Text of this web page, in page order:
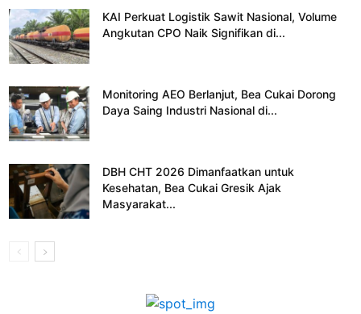
KAI Perkuat Logistik Sawit Nasional, Volume
Angkutan CPO Naik Signifikan di...
Monitoring AEO Berlanjut, Bea Cukai Dorong
Daya Saing Industri Nasional di...
DBH CHT 2026 Dimanfaatkan untuk
Kesehatan, Bea Cukai Gresik Ajak
Masyarakat...